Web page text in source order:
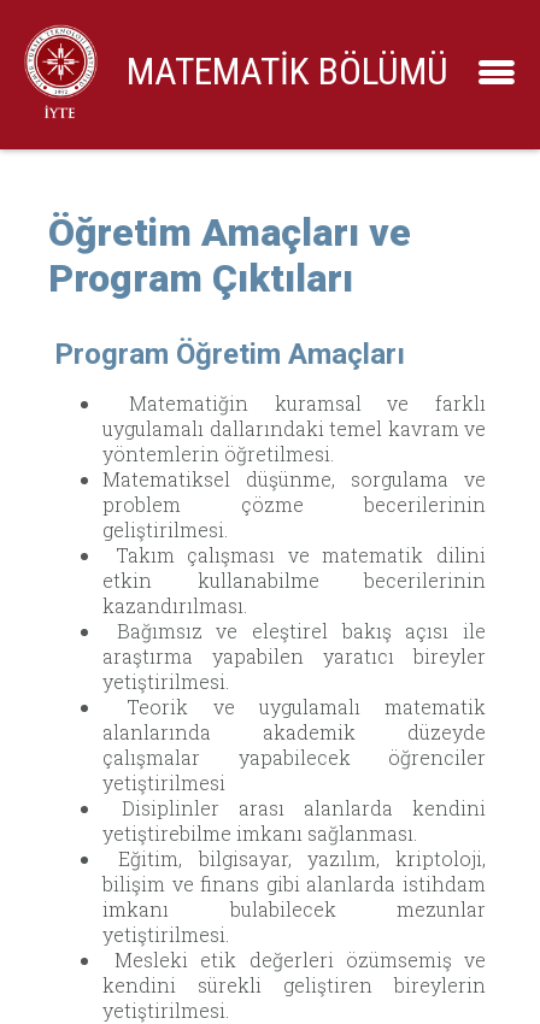
MATEMATİK BÖLÜMÜ
Öğretim Amaçları ve
Program Çıktıları
Program Öğretim Amaçları
Matematiğin kuramsal ve farklı
uygulamalı dallarındaki temel kavram ve
yöntemlerin öğretilmesi.
Matematiksel düşünme, sorgulama ve
problem çözme becerilerinin
geliştirilmesi.
Takım çalışması ve matematik dilini
etkin kullanabilme becerilerinin
kazandırılması.
Bağımsız ve eleştirel bakış açısı ile
araştırma yapabilen yaratıcı bireyler
yetiştirilmesi.
Teorik ve uygulamalı matematik
alanlarında akademik düzeyde
çalışmalar yapabilecek öğrenciler
yetiştirilmesi
Disiplinler arası alanlarda kendini
yetiştirebilme imkanı sağlanması.
Eğitim, bilgisayar, yazılım, kriptoloji,
bilişim ve finans gibi alanlarda istihdam
imkanı bulabilecek mezunlar
yetiştirilmesi.
Mesleki etik değerleri özümsemiş ve
kendini sürekli geliştiren bireylerin
yetiştirilmesi.